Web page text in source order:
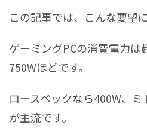
この記事では、こんな要望
ゲーミングPCの消費電力は
750Wほどです。
ロースペックなら400W、
が主流です。